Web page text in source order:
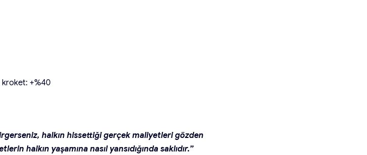
kroket: +%40
halkın hissettiği gerçek maliyetleri gözden
halkın yaşamına nasıl yansıdığında saklıdır.”